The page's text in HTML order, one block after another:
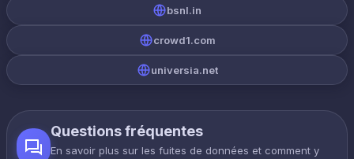
bsnl.in
crowd1.com
universia.net
Questions fréquentes
En savoir plus sur les fuites de données et comment y